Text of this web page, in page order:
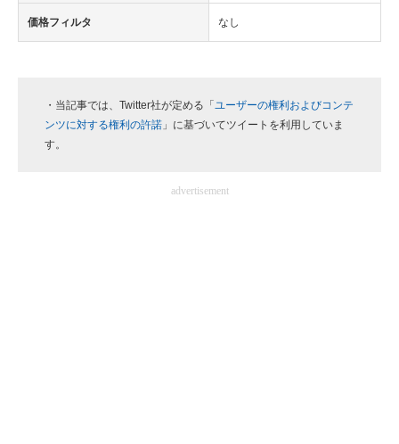
価格フィルタ なし
・当記事では、Twitter社が定める「 ユーザーの権利およびコンテ
ンツに対する権利の許諾 」に基づいてツイートを利用していま
す。
advertisement